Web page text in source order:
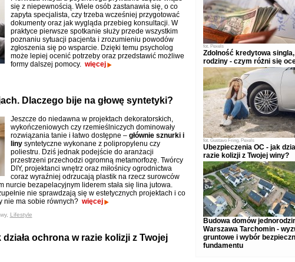
się z niepewnością. Wiele osób zastanawia się, o co
zapyta specjalista, czy trzeba wcześniej przygotować
dokumenty oraz jak wygląda przebieg konsultacji. W
praktyce pierwsze spotkanie służy przede wszystkim
poznaniu sytuacji pacjenta i zrozumieniu powodów
zgłoszenia się po wsparcie. Dzięki temu psycholog
może lepiej ocenić potrzeby oraz przedstawić możliwe
formy dalszej pomocy. więcej
Dlaczego bije na głowę syntetyki?
Jeszcze do niedawna w projektach dekoratorskich,
wykończeniowych czy rzemieślniczych dominowały
rozwiązania tanie i łatwo dostępne – głównie sznurki i
linysyntetyczne wykonane z polipropylenu czy
poliestru. Dziś jednak podejście do aranżacji
przestrzeni przechodzi ogromną metamorfozę. Twórcy
DIY, projektanci wnętrz oraz miłośnicy ogrodnictwa
coraz wyraźniej odrzucają plastik na rzecz surowców
nurcie bezapelacyjnym liderem stała się lina jutowa.
nie sprawdzają się w estetycznych projektach i co
nie ma sobie równych? więcej
Lifestyle
ochrona w razie kolizji z Twojej
fot. Pexels
Zdolność kredytowa
rodziny - czym różni się
fot. Gustavo Fring, Pexels
Ubezpieczenia OC - jak
razie kolizji z Twojej winy?
Budowa domów
Warszawa Tarchomin -
gruntowe i wybór
fundamentu